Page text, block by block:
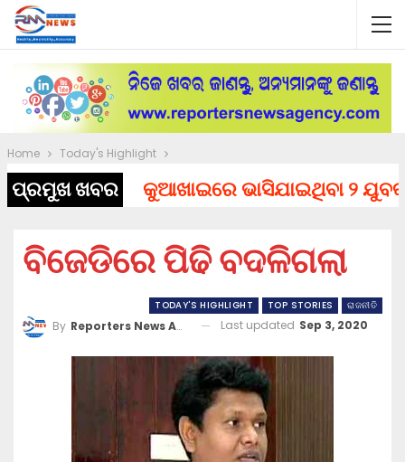
Home Today's Highlight
ପ୍ରମୁଖ ଖବରକୁଆଖାଇରେ ଭାସିଯାଇଥିବା ୨
ବିଜେଡିରେ ପିଢି ବଦଳିଗଲା
TODAY'S HIGHLIGHT TOP STORIES ରାଜନୀତି
By Reporters News Agency Last updated Sep 3, 2020